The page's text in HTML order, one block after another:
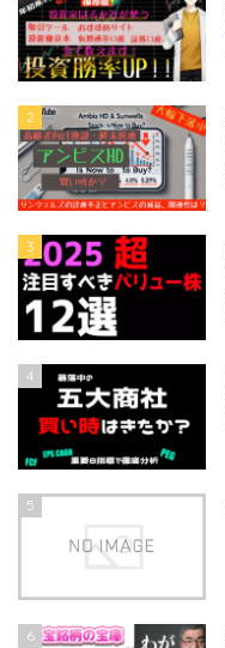
2
3
4
5
6